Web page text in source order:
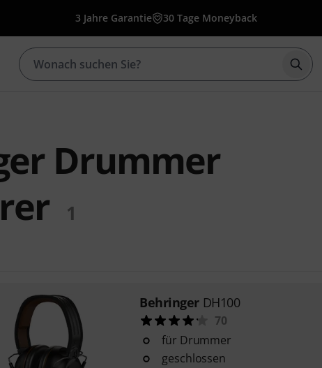
3 Jahre Garantie 30 Tage Moneyback
Drummer
1
Behringer DH100
70
für Drummer
geschlossen